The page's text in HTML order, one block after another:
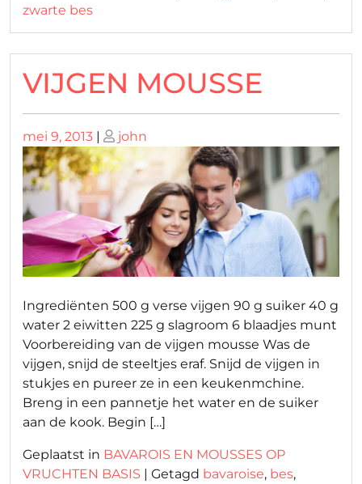
zwarte bes
VIJGEN MOUSSE
Geplaatst
op
mei 9, 2013 | Geplaatst
op
john
Ingrediënten 500 g verse vijgen 90 g suiker 40 g
water 2 eiwitten 225 g slagroom 6 blaadjes munt
Voorbereiding van de vijgen mousse Was de
vijgen, snijd de steeltjes eraf. Snijd de vijgen in
stukjes en pureer ze in een keukenmchine.
Breng in een pannetje het water en de suiker
aan de kook. Begin […]
Geplaatst in BAVAROIS EN MOUSSES OP
VRUCHTEN BASIS | Getagd bavaroise, bes,